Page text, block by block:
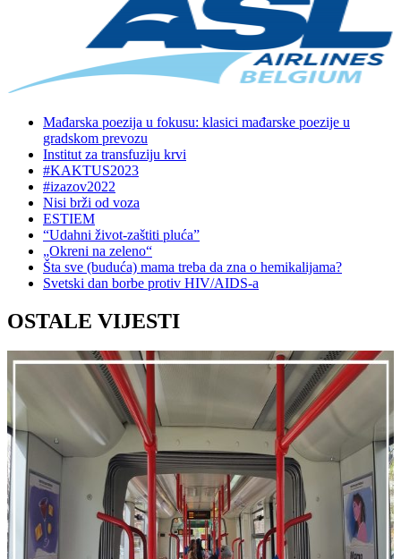
Mađarska poezija u fokusu: klasici mađarske poezije u
gradskom prevozu
Institut za transfuziju krvi
#KAKTUS2023
#izazov2022
Nisi brži od voza
ESTIEM
“Udahni život-zaštiti pluća”
„Okreni na zeleno“
Šta sve (buduća) mama treba da zna o hemikalijama?
Svetski dan borbe protiv HIV/AIDS-a
OSTALE VIJESTI